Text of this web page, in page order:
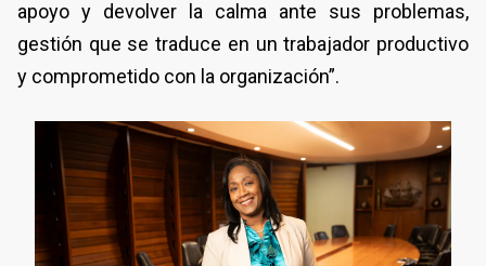
apoyo y devolver la calma ante sus problemas,
gestión que se traduce en un trabajador productivo
y comprometido con la organización”.